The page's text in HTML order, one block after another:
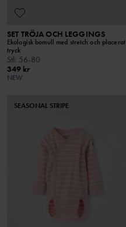
SET TRÖJA OCH LEGGINGS
Ekologisk bomull med stretch och placerat
tryck
Stl: 56-80
349 kr
NEW
SEASONAL STRIPE